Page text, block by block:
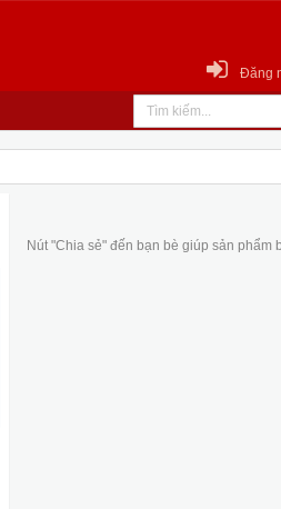
Đăng
Nút "Chia sẻ" đến bạn bè giúp sản phẩm